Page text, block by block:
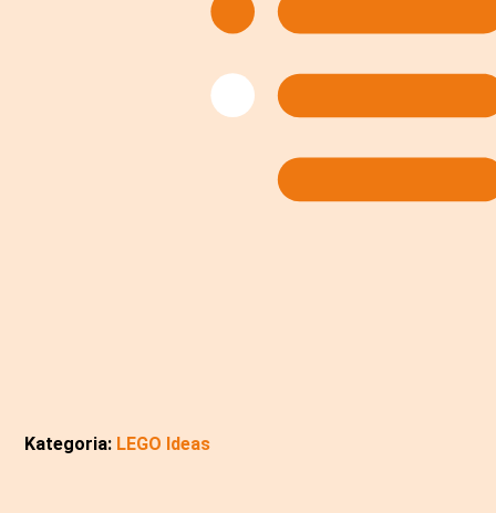
Kategoria: LEGO Ideas